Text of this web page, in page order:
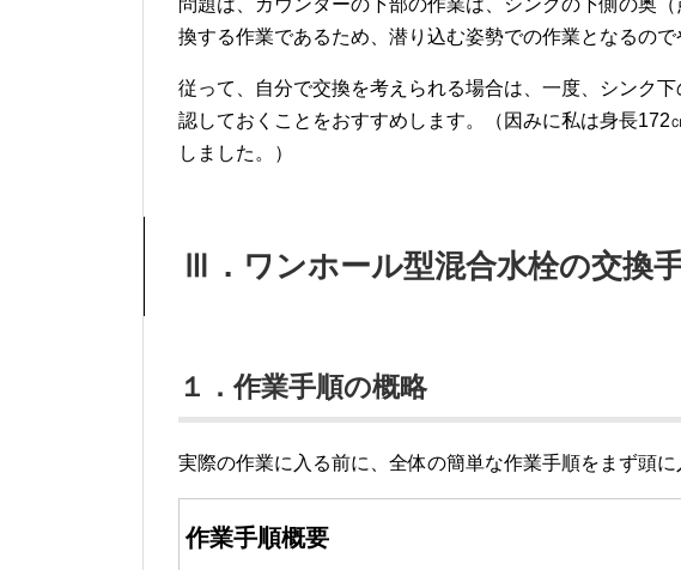
問題は、カウンターの下部の作業は、シンクの下側の奥
換する作業であるため、潜り込む姿勢での作業となるので
従って、自分で交換を考えられる場合は、一度、シンク
認しておくことをおすすめします。（因みに私は身長172
しました。）
Ⅲ．ワンホール型混合水栓の交換
１．作業手順の概略
実際の作業に入る前に、全体の簡単な作業手順をまず頭に
作業手順概要